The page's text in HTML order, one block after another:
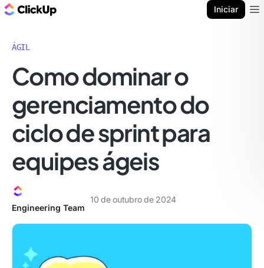
Iniciar
ÁGIL
Como dominar o
gerenciamento do
ciclo de sprint para
equipes ágeis
Engineering Team
10 de outubro de 2024